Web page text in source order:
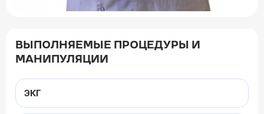
ВЫПОЛНЯЕМЫЕ ПРОЦЕДУРЫ И
МАНИПУЛЯЦИИ
ЭКГ